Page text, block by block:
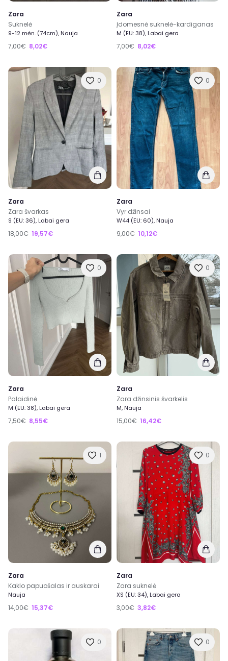
Zara
Suknelė
9-12 mėn. (74cm), Nauja
7,00€ 8,02€
Zara
Įdomesnė suknelė-kardiganas
M (EU: 38), Labai gera
7,00€ 8,02€
0
Zara
Zara švarkas
S (EU: 36), Labai gera
18,00€ 19,57€
0
Zara
Vyr džinsai
W44 (EU: 60), Nauja
9,00€ 10,12€
0
Zara
Palaidinė
M (EU: 38), Labai gera
7,50€ 8,55€
0
Zara
Zara džinsinis švarkelis
M, Nauja
15,00€ 16,42€
1
Zara
Kaklo papuošalas ir auskarai
Nauja
14,00€ 15,37€
0
Zara
Zara suknelė
XS (EU: 34), Labai gera
3,00€ 3,82€
0 0